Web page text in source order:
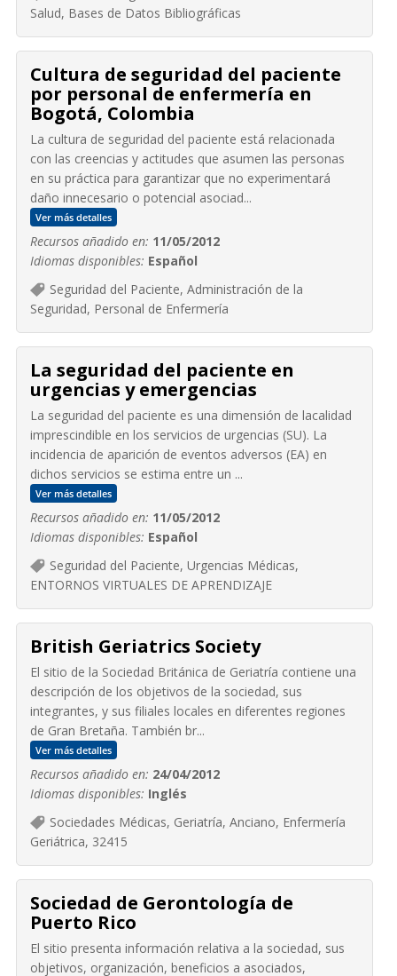
Salud, Bases de Datos Bibliográficas
Cultura de seguridad del paciente
por personal de enfermería en
Bogotá, Colombia
La cultura de seguridad del paciente está relacionada
con las creencias y actitudes que asumen las personas
en su práctica para garantizar que no experimentará
daño innecesario o potencial asociad...
Ver más detalles
Recursos añadido en: 11/05/2012
Idiomas disponibles: Español
Seguridad del Paciente, Administración de la
Seguridad, Personal de Enfermería
La seguridad del paciente en
urgencias y emergencias
La seguridad del paciente es una dimensión de lacalidad
imprescindible en los servicios de urgencias (SU). La
incidencia de aparición de eventos adversos (EA) en
dichos servicios se estima entre un ...
Ver más detalles
Recursos añadido en: 11/05/2012
Idiomas disponibles: Español
Seguridad del Paciente, Urgencias Médicas,
ENTORNOS VIRTUALES DE APRENDIZAJE
British Geriatrics Society
El sitio de la Sociedad Británica de Geriatría contiene una
descripción de los objetivos de la sociedad, sus
integrantes, y sus filiales locales en diferentes regiones
de Gran Bretaña. También br...
Ver más detalles
Recursos añadido en: 24/04/2012
Idiomas disponibles: Inglés
Sociedades Médicas, Geriatría, Anciano, Enfermería
Geriátrica, 32415
Sociedad de Gerontología de
Puerto Rico
El sitio presenta información relativa a la sociedad, sus
objetivos, organización, beneficios a asociados,